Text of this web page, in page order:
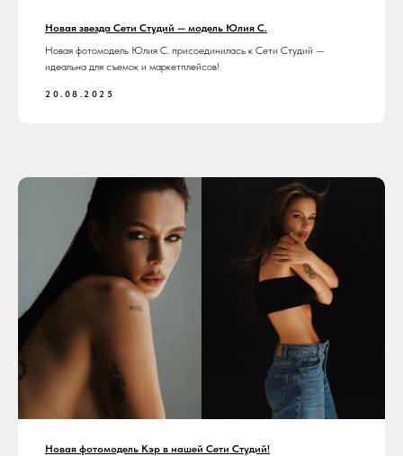
Новая звезда Сети Студий — модель Юлия С.
Новая фотомодель Юлия С. присоединилась к Сети Студий —
идеальна для съемок и маркетплейсов!
20.08.2025
Новая фотомодель Кэр в нашей Сети Студий!